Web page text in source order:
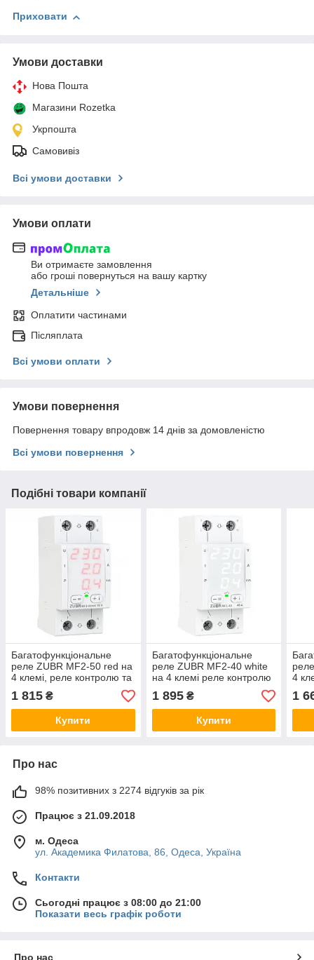
Приховати
Умови доставки
Нова Пошта
Магазини Rozetka
Укрпошта
Самовивіз
Всі умови доставки
Умови оплати
Ви отримаєте замовлення
або гроші повернуться на вашу картку
Детальніше
Оплатити частинами
Післяплата
Всі умови оплати
Умови повернення
Повернення товару впродовж 14 днів за домовленістю
Всі умови повернення
Подібні товари компанії
Багатофункціональне
реле ZUBR MF2-50 red на
4 клемі, реле контролю та
захисту від перенапруги
ЗУБР, відсікач, бар'єр
1 815 ₴
Купити
Багатофункціональне
реле ZUBR MF2-40 white
на 4 клемі реле контролю
та захисту від
перенапруги ЗУБР,
відсікач, бар'єр
1 895₴
Купити
4
1
Про нас
98% позитивних з 2274 відгуків за рік
Працює з 21.09.2018
м. Одеса
ул. Академика Филатова, 86, Одеса, Україна
Контакти
Сьогодні працює з 08:00 до 21:00
Показати весь графік роботи
Про нас